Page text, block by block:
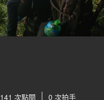
141 次點閱 0 次拍手